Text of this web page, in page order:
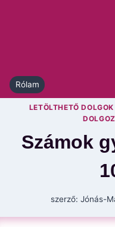
Rólam
LETÖLTHETŐ DOLGOK
Számok
szerző: Jónás-